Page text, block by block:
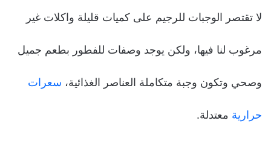
لا تقتصر الوجبات للرجيم على كميات قليلة واكلات غير
مرغوب لنا فيها، ولكن يوجد وصفات للفطور بطعم جميل
وصحي وتكون وجبة متكاملة العناصر الغذائية، سعرات
حرارية معتدلة.